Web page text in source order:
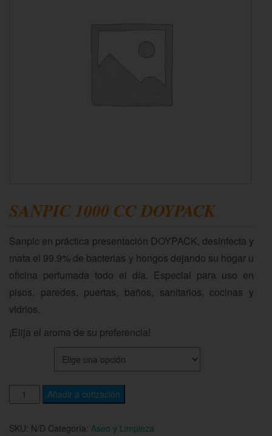
SANPIC 1000 CC DOYPACK
Sanpic en práctica presentación DOYPACK, desinfecta y
mata el 99.9% de bacterias y hongos dejando su hogar u
oficina perfumada todo el día. Especial para uso en
pisos, paredes, puertas, baños, sanitarios, cocinas y
vidrios.
¡Elija el aroma de su preferencia!
Añadir a cotización
SKU: N/D Categoría: Aseo y Limpieza